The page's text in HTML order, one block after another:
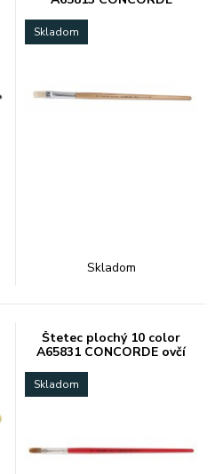
Skladom
Skladom
Štetec plochý 10 color
A65831 CONCORDE ovčí
Skladom